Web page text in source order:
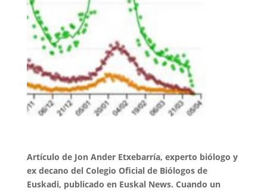
Artículo de Jon Ander Etxebarría, experto biólogo y
ex decano del Colegio Oficial de Biólogos de
Euskadi, publicado en Euskal News. Cuando un